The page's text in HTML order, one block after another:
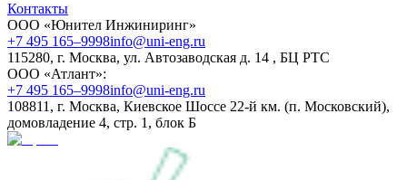
Контакты
ООО «Юнител Инжиниринг»
+7 495 165–9998info@uni-eng.ru
115280, г. Москва, ул. Автозаводская д. 14 , БЦ РТС
ООО «Атлант»:
+7 495 165–9998info@uni-eng.ru
108811, г. Москва, Киевское Шоссе 22-й км. (п. Московский),
домовладение 4, стр. 1, блок Б